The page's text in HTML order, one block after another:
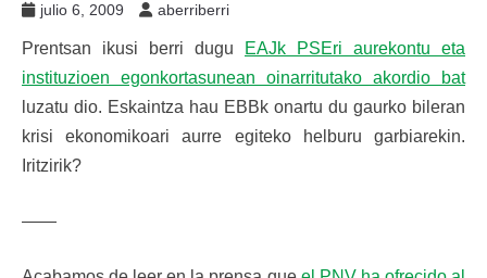
julio 6, 2009 aberriberri
Prentsan ikusi berri dugu
EAJk PSEri aurekontu eta
instituzioen egonkortasunean oinarritutako akordio bat
luzatu dio. Eskaintza hau EBBk onartu du gaurko bileran
krisi ekonomikoari aurre egiteko helburu garbiarekin.
Iritzirik?
——